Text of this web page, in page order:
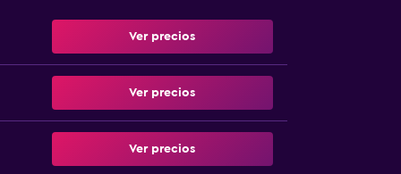
Ver precios
Ver precios
Ver precios